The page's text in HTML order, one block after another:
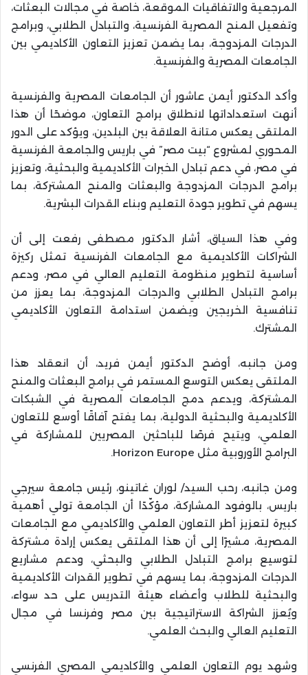
المرجعية والاتفاقيات الموقعة، خاصة في مجالات البعثات،
وتفعيل المنح المصرية الفرنسية، والتبادل الطلابي، وبرامج
الدرجات المزدوجة، بما يضمن تعزيز التعاون الأكاديمي بين
الجامعات المصرية والفرنسية.
وأكد الدكتور أيمن عاشور أن الجامعات المصرية والفرنسية
أنهت استعداداتها لانطلاق برامج التعاون، موضحًا أن هذا
الملتقى يعكس متانة العلاقة بين البلدين، ويؤكد على الدور
المحوري لمشروع “بيت مصر” في باريس والجامعة الفرنسية
في مصر، في دعم تبادل الخبرات الأكاديمية والبحثية، وتعزيز
برامج الدرجات المزدوجة والبعثات والمنح المشتركة، بما
يسهم في تطوير جودة التعليم وبناء القدرات البشرية.
وفي هذا السياق، أشار الدكتور مصطفى رفعت إلى أن
الشراكات الأكاديمية مع الجامعات الفرنسية تمثل ركيزة
أساسية لتطوير منظومة التعليم العالي في مصر، ودعم
برامج التبادل الطلابي والدرجات المزدوجة، بما يعزز من
تنافسية الخريجين ويضمن استدامة التعاون الأكاديمي
المشترك.
ومن جانبه، أوضح الدكتور أيمن فريد، أن انعقاد هذا
الملتقى يعكس التوسع المستمر في برامج البعثات والمنح
المشتركة، ويدعم دمج الجامعات المصرية في الشبكات
الأكاديمية والبحثية الدولية، بما يفتح آفاقًا أوسع للتعاون
العلمي، ويتيح فرصًا للباحثين المصريين للمشاركة في
البرامج الأوروبية مثل Horizon Europe.
ومن جانبه، رحب السيد/ لوران غاتينو، رئيس جامعة سيرجي
باريس، بالوفود المشاركة، مؤكّدًا أن الجامعة تولي أهمية
كبيرة لتعزيز أطر التعاون العلمي والأكاديمي مع الجامعات
المصرية، مشيرًا إلى أن هذا الملتقى يعكس إرادة مشتركة
لتوسيع برامج التبادل الطلابي والبحثي، ودعم مشاريع
الدرجات المزدوجة، بما يسهم في تطوير القدرات الأكاديمية
والبحثية للطلاب وأعضاء هيئة التدريس على حد سواء،
ويُعزز الشراكة الاستراتيجية بين مصر وفرنسا في مجال
التعليم العالي والبحث العلمي.
وشهد يوم التعاون العلمي والأكاديمي المصري الفرنسي